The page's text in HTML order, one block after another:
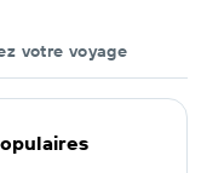
votre voyage